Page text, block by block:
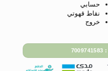
حسابي
نقاط قهوتي
خروج